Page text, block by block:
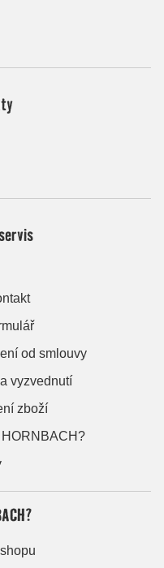
od smlouvy
vyzvednutí
zboží